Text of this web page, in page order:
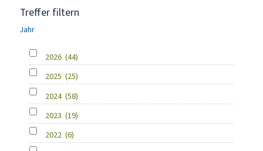
Treffer filtern
Jahr
2026 (44)
2025 (25)
2024 (58)
2023 (19)
2022 (6)